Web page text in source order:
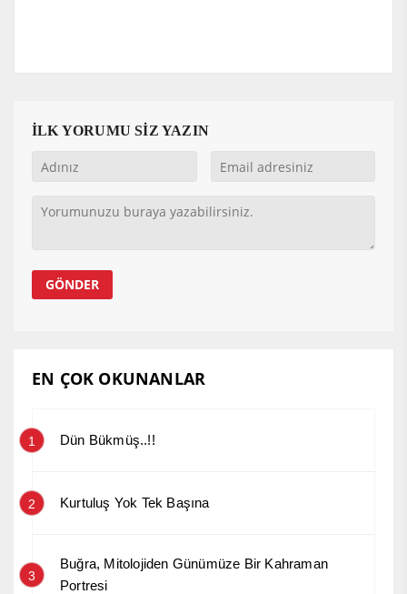
İLK YORUMU SİZ YAZIN
EN ÇOK OKUNANLAR
1 Dün Bükmüş..!!
2 Kurtuluş Yok Tek Başına
3
Buğra, Mitolojiden Günümüze Bir Kahraman
Portresi